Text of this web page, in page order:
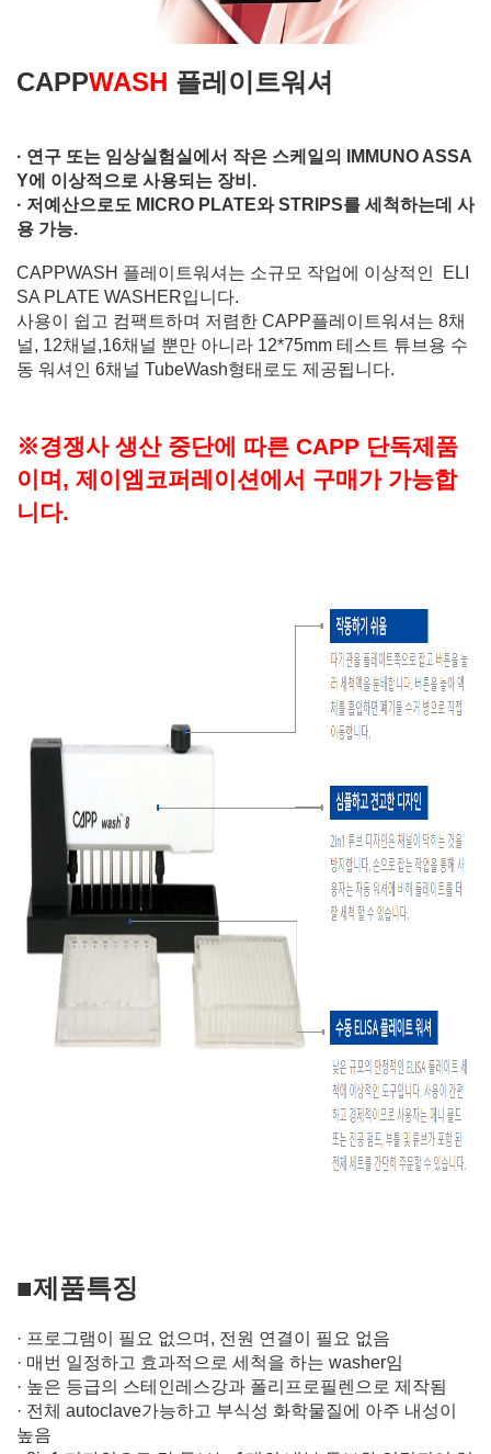
CAPPWASH 플레이트워셔
· 연구 또는 임상실험실에서 작은 스케일의 IMMUNO ASSA
Y에 이상적으로 사용되는 장비.
· 저예산으로도 MICRO PLATE와 STRIPS를 세척하는데 사
용 가능.
CAPPWASH 플레이트워셔는 소규모 작업에 이상적인 ELI
SA PLATE WASHER입니다.
사용이 쉽고 컴팩트하며 저렴한 CAPP플레이트워셔는 8채
널, 12채널,16채널 뿐만 아니라 12*75mm 테스트 튜브용 수
동 워셔인 6채널 TubeWash형태로도 제공됩니다.
※경쟁사 생산 중단에 따른 CAPP 단독제품
이며, 제이엠코퍼레이션에서 구매가 가능합
니다.
■제품특징
· 프로그램이 필요 없으며, 전원 연결이 필요 없음
· 매번 일정하고 효과적으로 세척을 하는 washer임
· 높은 등급의 스테인레스강과 폴리프로필렌으로 제작됨
· 전체 autoclave가능하고 부식성 화학물질에 아주 내성이
높음